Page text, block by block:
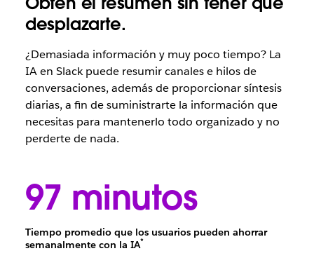
desplazarte.
¿Demasiada información y muy poco tiempo? La
IA en Slack puede resumir canales e hilos de
conversaciones, además de proporcionar síntesis
diarias, a fin de suministrarte la información que
necesitas para mantenerlo todo organizado y no
perderte de nada.
97 minutos
Tiempo promedio que los usuarios pueden ahorrar
semanalmente con la IA*